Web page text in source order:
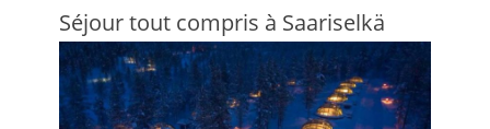
Séjour tout compris à Saariselkä